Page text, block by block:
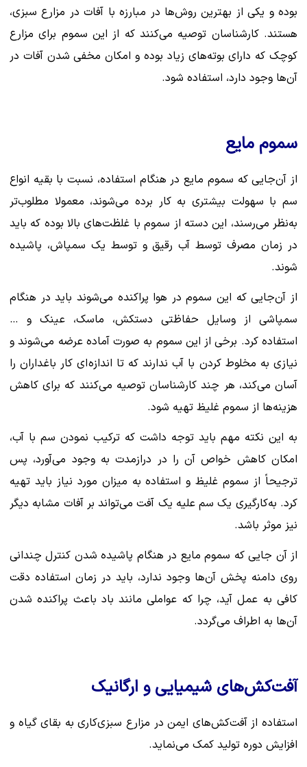
بوده و یکی از بهترین روش‌ها در مبارزه با آفات در مزارع سبزی،
هستند. کارشناسان توصیه می‌کنند که از این سموم برای مزارع
کوچک که دارای بوته‌های زیاد بوده و امکان مخفی شدن آفات در
آن‌ها وجود دارد، استفاده شود.
سموم مایع
از آن‌جایی که سموم مایع در هنگام استفاده، نسبت با بقیه انواع
سم با سهولت بیشتری به کار برده می‌شوند، معمولا مطلوب‌تر
به‌نظر می‌رسند، این دسته از سموم با غلظت‌های بالا بوده که باید
در زمان مصرف توسط آب رقیق و توسط یک سمپاش، پاشیده
شوند.
از آن‌جایی که این سموم در هوا پراکنده می‌شوند باید در هنگام
سمپاشی از وسایل حفاظتی دستکش، ماسک، عینک و …
استفاده کرد. برخی از این سموم به صورت آماده عرضه می‌شوند و
نیازی به مخلوط کردن با آب ندارند که تا اندازه‌ای کار باغداران را
آسان می‌کند، هر چند کارشناسان توصیه می‌کنند که برای کاهش
هزینه‌ها از سموم غلیظ تهیه شود.
به این نکته مهم باید توجه داشت که ترکیب نمودن سم با آب،
امکان کاهش خواص آن را در درازمدت به وجود می‌آورد، پس
ترجیحاً از سموم غلیظ و استفاده به میزان مورد نیاز باید تهیه
کرد. به‌کارگیری یک سم علیه یک آفت می‌تواند بر آفات مشابه دیگر
نیز موثر باشد.
از آن جایی که سموم مایع در هنگام پاشیده شدن کنترل چندانی
روی دامنه پخش آن‌ها وجود ندارد، باید در زمان استفاده دقت
کافی به عمل آید، چرا که عواملی مانند باد باعث پراکنده شدن
آن‌‎ها به اطراف می‌گردد.
آفت‌کش‌های شیمیایی و ارگانیک
استفاده از آفت‌کش‌های ایمن در مزارع سبزی‌کاری به بقای گیاه و
افزایش دوره تولید کمک می‌نماید.